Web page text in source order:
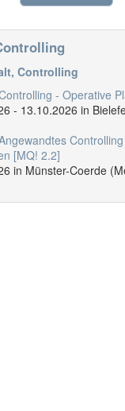
Controlling
- Operative
- 13.10.2026 in
[MQ! 2.2]
in Münster-Coerde